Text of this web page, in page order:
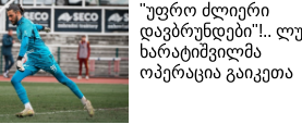
"უფრო ძლიერი
დავბრუნდები"!..
ხარატიშვილმა
ოპერაცია გაიკეთა